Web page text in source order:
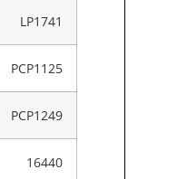
LP1741
PCP1125
PCP1249
16440